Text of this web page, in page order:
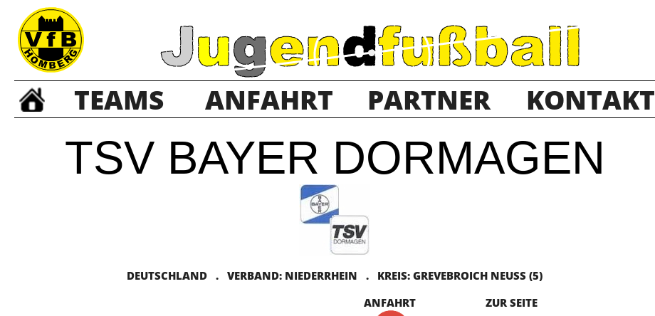
TEAMS ANFAHRT PARTNER KONTAKT
TSV BAYER DORMAGEN
DEUTSCHLAND . VERBAND: NIEDERRHEIN . KREIS: GREVEBROICH NEUSS (5)
ANFAHRT
ZUR SEITE